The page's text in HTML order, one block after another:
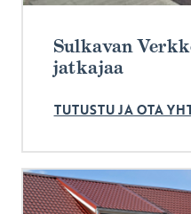
Sulkavan
jatkajaa
TUTUSTU JA OTA